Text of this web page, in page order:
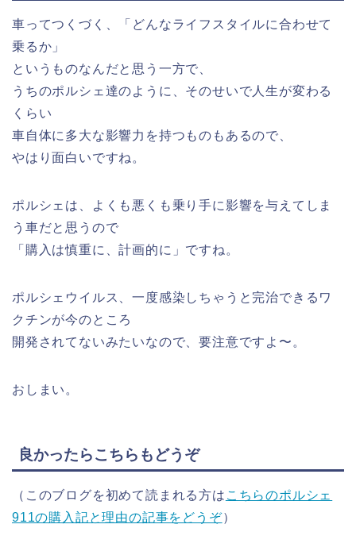
車ってつくづく、「どんなライフスタイルに合わせて
乗るか」
というものなんだと思う一方で、
うちのポルシェ達のように、そのせいで人生が変わる
くらい
車自体に多大な影響力を持つものもあるので、
やはり面白いですね。
ポルシェは、よくも悪くも乗り手に影響を与えてしま
う車だと思うので
「購入は慎重に、計画的に」ですね。
ポルシェウイルス、一度感染しちゃうと完治できるワ
クチンが今のところ
開発されてないみたいなので、要注意ですよ〜。
おしまい。
良かったらこちらもどうぞ
（このブログを初めて読まれる方は こちらのポルシェ
911の購入記と理由の記事をどうぞ）